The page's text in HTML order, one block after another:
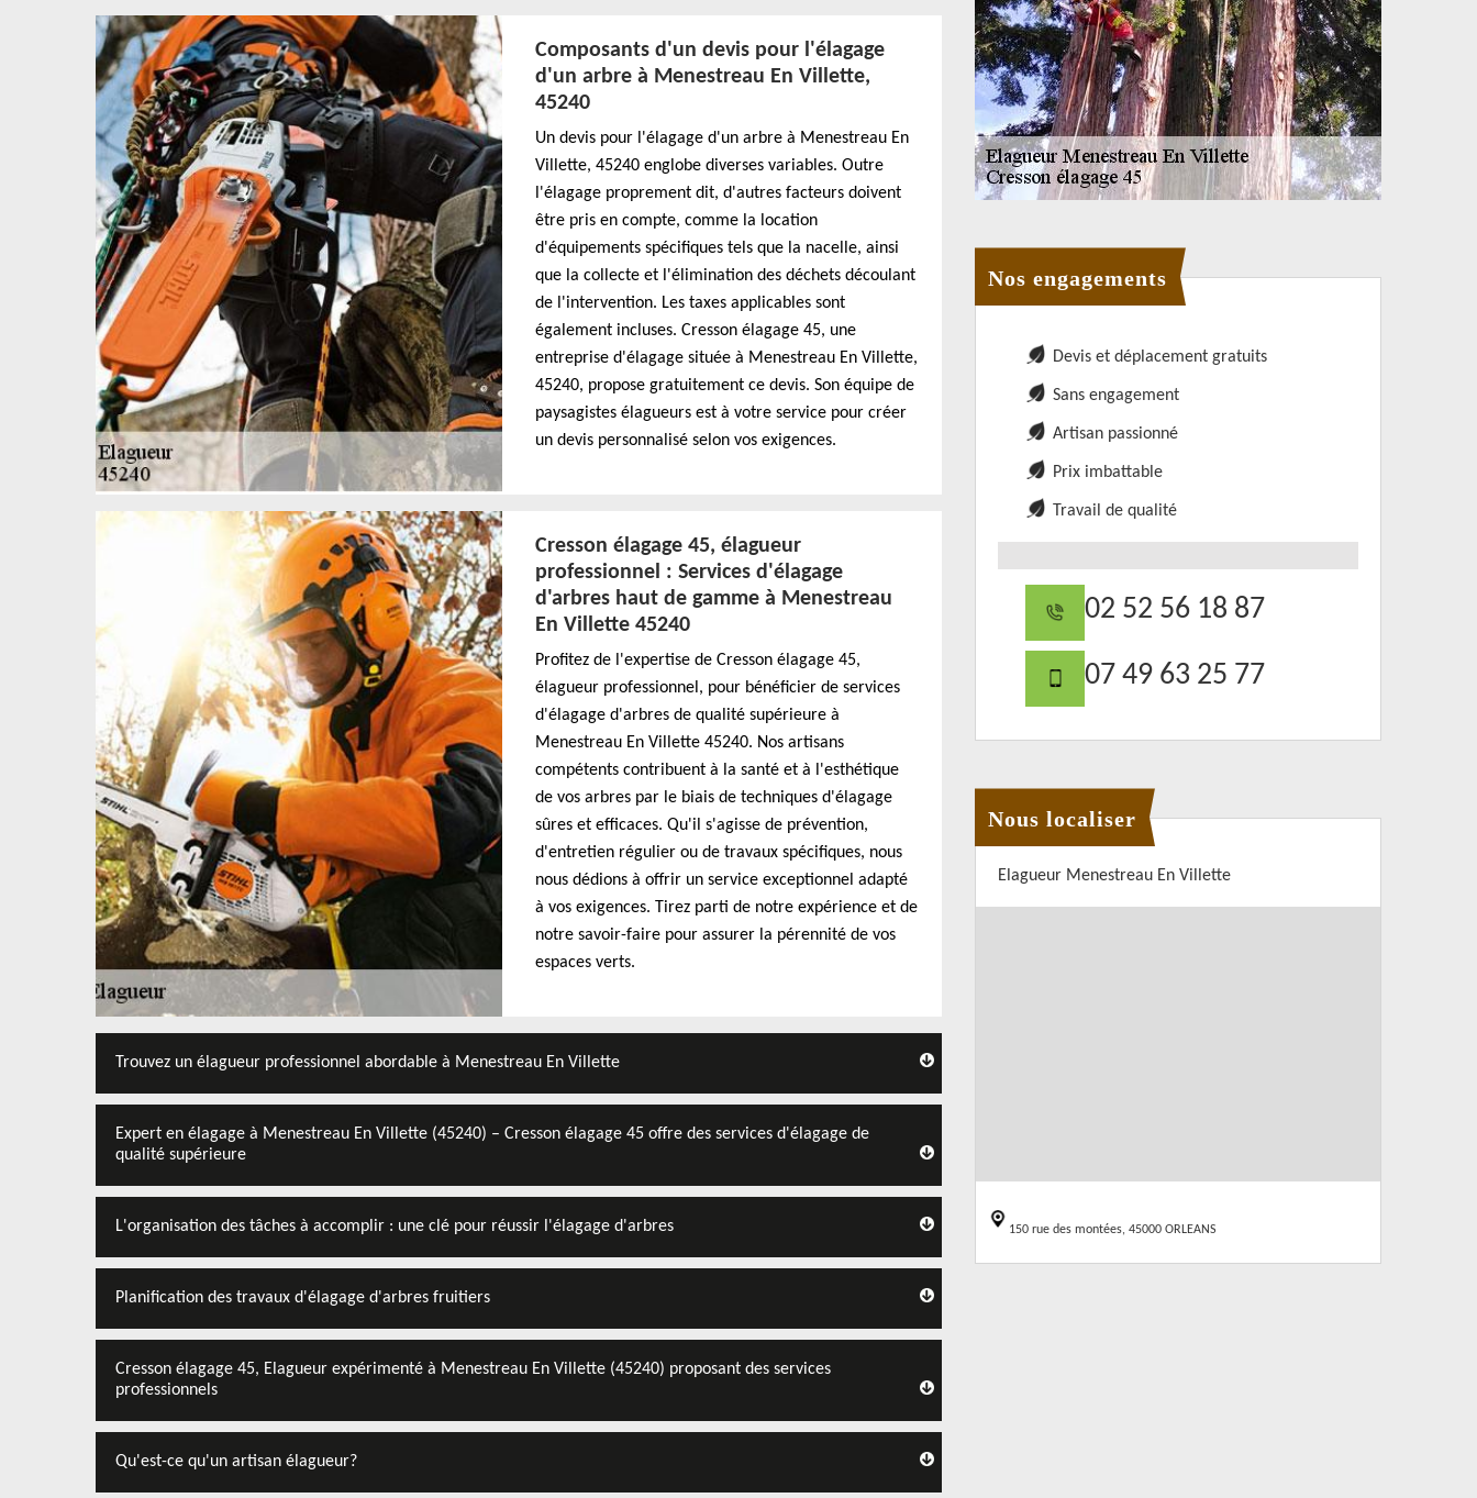
Composants d'un devis pour l'élagage
d'un arbre à Menestreau En Villette,
45240
Un devis pour l'élagage d'un arbre à Menestreau En
Villette, 45240 englobe diverses variables. Outre
l'élagage proprement dit, d'autres facteurs doivent
être pris en compte, comme la location
d'équipements spécifiques tels que la nacelle, ainsi
que la collecte et l'élimination des déchets découlant
de l'intervention. Les taxes applicables sont
également incluses. Cresson élagage 45, une
entreprise d'élagage située à Menestreau En Villette,
45240, propose gratuitement ce devis. Son équipe de
paysagistes élagueurs est à votre service pour créer
un devis personnalisé selon vos exigences.
Cresson élagage 45, élagueur
professionnel : Services d'élagage
d'arbres haut de gamme à Menestreau
En Villette 45240
Profitez de l'expertise de Cresson élagage 45,
élagueur professionnel, pour bénéficier de services
d'élagage d'arbres de qualité supérieure à
Menestreau En Villette 45240. Nos artisans
compétents contribuent à la santé et à l'esthétique
de vos arbres par le biais de techniques d'élagage
sûres et efficaces. Qu'il s'agisse de prévention,
d'entretien régulier ou de travaux spécifiques, nous
nous dédions à offrir un service exceptionnel adapté
à vos exigences. Tirez parti de notre expérience et de
notre savoir-faire pour assurer la pérennité de vos
espaces verts.
Trouvez un élagueur professionnel abordable à Menestreau En Villette
Expert en élagage à Menestreau En Villette (45240) – Cresson élagage 45 offre des services d'élagage de
qualité supérieure
L'organisation des tâches à accomplir : une clé pour réussir l'élagage d'arbres
Planification des travaux d'élagage d'arbres fruitiers
Cresson élagage 45, Elagueur expérimenté à Menestreau En Villette (45240) proposant des services
professionnels
Qu'est-ce qu'un artisan élagueur?
Nos engagements
Devis et déplacement gratuits
Sans engagement
Artisan passionné
Prix imbattable
Travail de qualité
02 52 56 18 87
07 49 63 25 77
Nous localiser
Elagueur Menestreau En Villette
150 rue des montées, 45000 ORLEANS